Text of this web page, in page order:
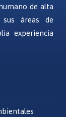
de alta
áreas de
experiencia